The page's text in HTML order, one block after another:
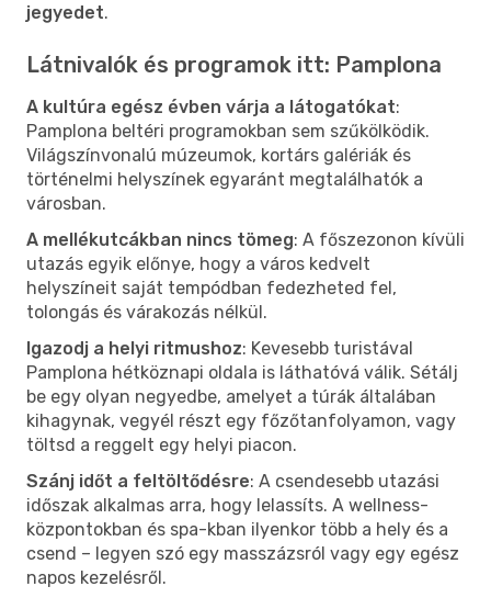
jegyedet.
Látnivalók és programok itt: Pamplona
A kultúra egész évben várja a látogatókat:
Pamplona beltéri programokban sem szűkölködik.
Világszínvonalú múzeumok, kortárs galériák és
történelmi helyszínek egyaránt megtalálhatók a
városban.
A mellékutcákban nincs tömeg: A főszezonon kívüli
utazás egyik előnye, hogy a város kedvelt
helyszíneit saját tempódban fedezheted fel,
tolongás és várakozás nélkül.
Igazodj a helyi ritmushoz: Kevesebb turistával
Pamplona hétköznapi oldala is láthatóvá válik. Sétálj
be egy olyan negyedbe, amelyet a túrák általában
kihagynak, vegyél részt egy főzőtanfolyamon, vagy
töltsd a reggelt egy helyi piacon.
Szánj időt a feltöltődésre: A csendesebb utazási
időszak alkalmas arra, hogy lelassíts. A wellness-
központokban és spa-kban ilyenkor több a hely és a
csend – legyen szó egy masszázsról vagy egy egész
napos kezelésről.